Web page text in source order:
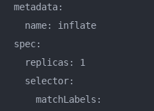
metadata:
  name: inflate
spec:
  replicas: 1
  selector:
    matchLabels: